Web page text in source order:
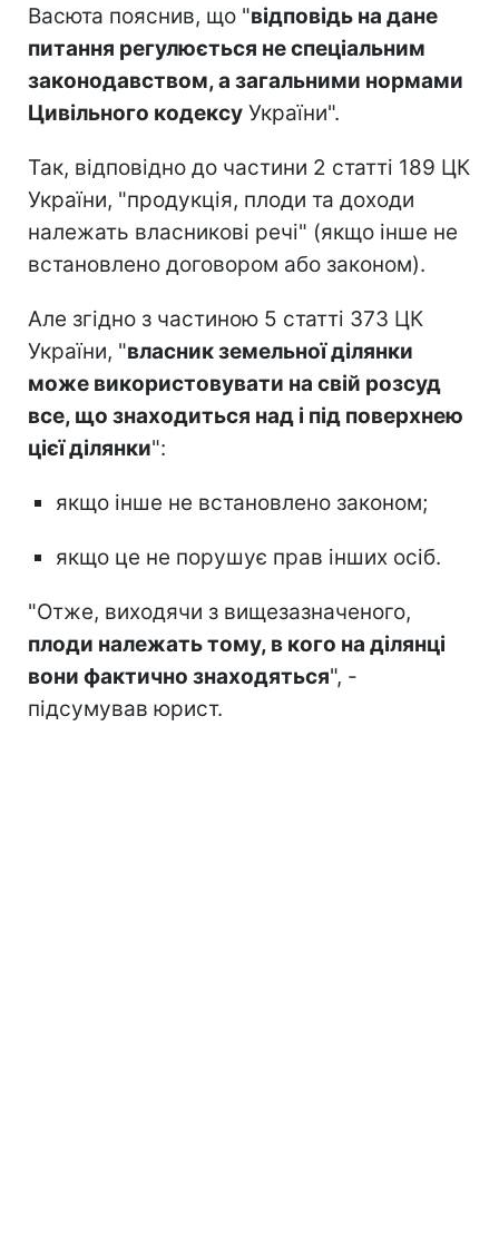
Васюта пояснив, що "відповідь на дане
питання регулюється не спеціальним
законодавством, а загальними нормами
Цивільного кодексу України".
Так, відповідно до частини 2 статті 189 ЦК
України, "продукція, плоди та доходи
належать власникові речі" (якщо інше не
встановлено договором або законом).
Але згідно з частиною 5 статті 373 ЦК
України, "власник земельної ділянки
може використовувати на свій розсуд
все, що знаходиться над і під поверхнею
цієї ділянки":
якщо інше не встановлено законом;
якщо це не порушує прав інших осіб.
"Отже, виходячи з вищезазначеного,
плоди належать тому, в кого на ділянці
вони фактично знаходяться", -
підсумував юрист.